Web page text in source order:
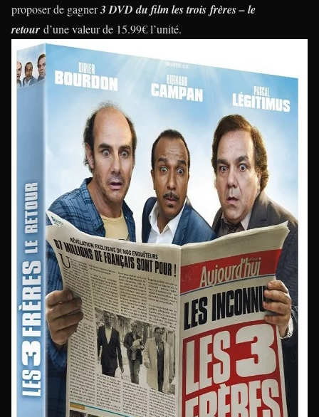
proposer de gagner3 DVD du film les trois frères – le
retour d’une valeur de 15.99€ l’unité.